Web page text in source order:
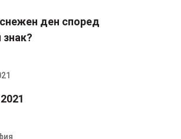
ден според